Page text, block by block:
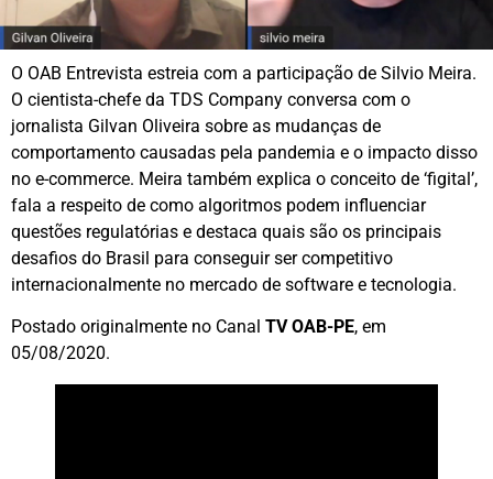
O OAB Entrevista estreia com a participação de Silvio Meira.
O cientista-chefe da TDS Company conversa com o
jornalista Gilvan Oliveira sobre as mudanças de
comportamento causadas pela pandemia e o impacto disso
no e-commerce. Meira também explica o conceito de ‘figital’,
fala a respeito de como algoritmos podem influenciar
questões regulatórias e destaca quais são os principais
desafios do Brasil para conseguir ser competitivo
internacionalmente no mercado de software e tecnologia.
Postado originalmente no Canal TV OAB-PE, em
05/08/2020.